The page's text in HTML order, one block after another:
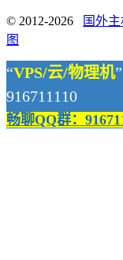
© 2012-2026 国外
图
“VPS/云/物理机
916711110
畅聊QQ群：